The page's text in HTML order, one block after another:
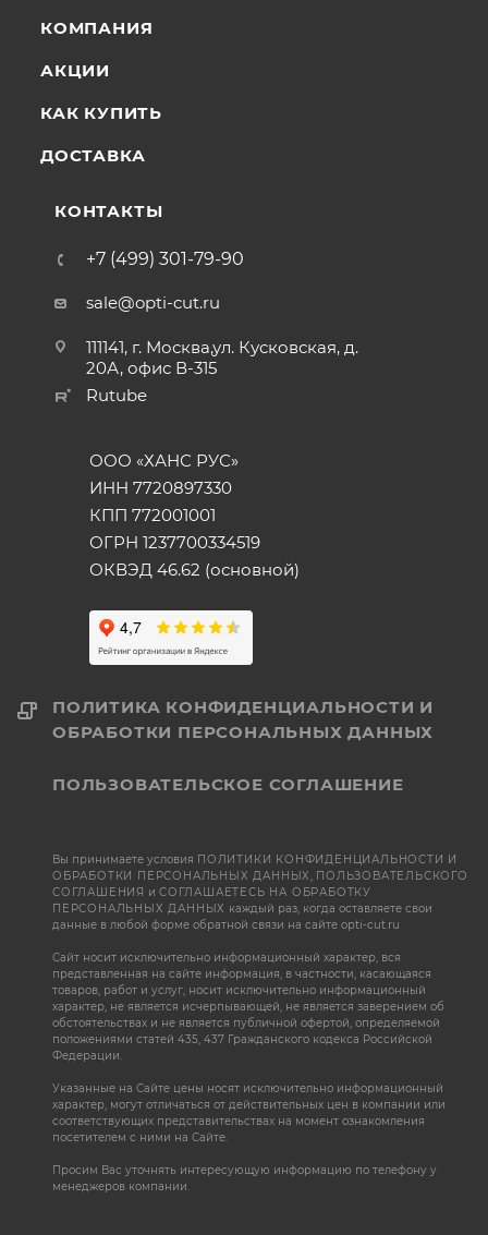
КОМПАНИЯ
АКЦИИ
КАК КУПИТЬ
ДОСТАВКА
КОНТАКТЫ
+7 (499) 301-79-90
sale@opti-cut.ru
111141, г. Москва,ул. Кусковская, д.
20А, офис В-315
Rutube
ООО «ХАНС РУС»
ИНН 7720897330
КПП 772001001
ОГРН 1237700334519
ОКВЭД 46.62 (основной)
ПОЛИТИКА КОНФИДЕНЦИАЛЬНОСТИ И
ОБРАБОТКИ ПЕРСОНАЛЬНЫХ ДАННЫХ
ПОЛЬЗОВАТЕЛЬСКОЕ СОГЛАШЕНИЕ
Вы принимаете условия ПОЛИТИКИ КОНФИДЕНЦИАЛЬНОСТИ И
ОБРАБОТКИ ПЕРСОНАЛЬНЫХ ДАННЫХ, ПОЛЬЗОВАТЕЛЬСКОГО
СОГЛАШЕНИЯ иСОГЛАШАЕТЕСЬ НА ОБРАБОТКУ
ПЕРСОНАЛЬНЫХ ДАННЫХ каждый раз, когда оставляете свои
данные в любой форме обратной связи на сайте opti-cut.ru
Сайт носит исключительно информационный характер, вся
представленная на сайте информация, в частности, касающаяся
товаров, работ и услуг, носит исключительно информационный
характер, не является исчерпывающей, не является заверением об
обстоятельствах и не является публичной офертой, определяемой
положениями статей 435, 437 Гражданского кодекса Российской
Федерации.
Указанные на Сайте цены носят исключительно информационный
характер, могут отличаться от действительных цен в компании или
соответствующих представительствах на момент ознакомления
посетителем с ними на Сайте.
Просим Вас уточнять интересующую информацию по телефону у
менеджеров компании.